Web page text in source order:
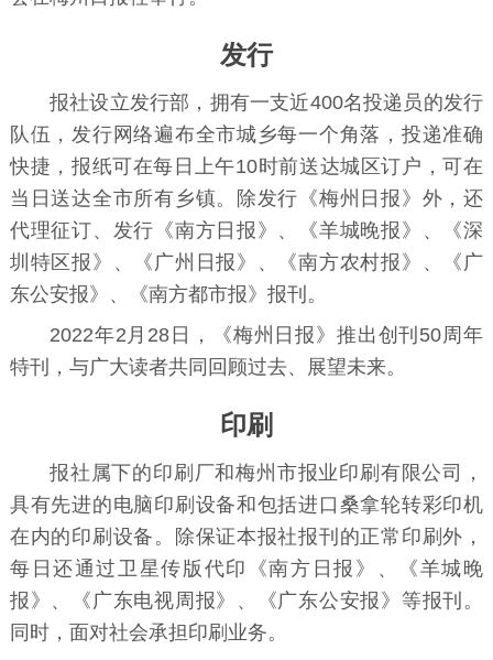
发行
报社设立发行部，拥有一支近400名投递员的发行
队伍，发行网络遍布全市城乡每一个角落，投递准确
快捷，报纸可在每日上午10时前送达城区订户，可在
当日送达全市所有乡镇。除发行《梅州日报》外，还
代理征订、发行《南方日报 》、《羊城晚报 》、《深
圳特区报 》、《 广州日报 》、《南方农村报 》、《广
东公安报》、《南方都市报》报刊。
2022年2月28日，《梅州日报》推出创刊50周年
特刊，与广大读者共同回顾过去、展望未来。
印刷
报社属下的印刷厂和梅州市报业印刷有限公司，
具有先进的电脑印刷设备和包括进口桑拿轮转彩印机
在内的印刷设备。除保证本报社报刊的正常印刷外，
每日还通过卫星传版代印《南方日报 》、《羊城晚
报 》、《 广东电视周报》、《广东公安报》等报刊。
同时，面对社会承担印刷业务。